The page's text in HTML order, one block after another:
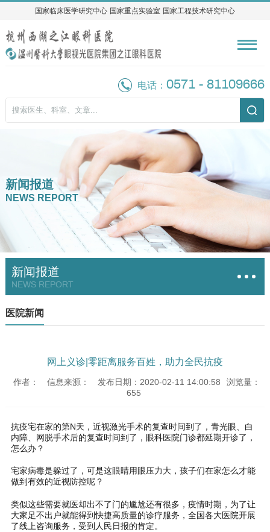
国家临床医学研究中心 国家重点实验室 国家工程技术研究中心
国家临床医学研究中心 国家重点实验室 国家工程技术研究中心
电话：0571 - 81109666
新闻报道
NEWS REPORT
新闻报道
NEWS REPORT
医院新闻
网上义诊|零距离服务百姓，助力全民抗疫
作者： 信息来源： 发布日期：2020-02-11 14:00:58
浏览量：
655
抗疫宅在家的第N天，近视激光手术的复查时间到了，青光眼、白
内障、网脱手术后的复查时间到了，眼科医院门诊都延期开诊了，
怎么办？
宅家病毒是躲过了，可是这眼睛用眼压力大，孩子们在家怎么才能
做到有效的近视防控呢？
类似这些需要就医却出不了门的尴尬还有很多，疫情时期，为了让
大家足不出户就能得到快捷高质量的诊疗服务，全国各大医院开展
了线上咨询服务，受到人民日报的肯定。